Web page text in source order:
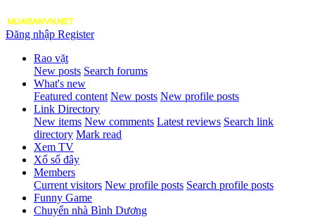
Đăng nhập Register
Rao vặt
New posts Search forums
What's new
Featured content New posts New profile posts
Link Directory
New items New comments Latest reviews Search link
directory Mark read
Xem TV
Xổ số đây
Members
Current visitors New profile posts Search profile posts
Funny Game
Chuyển nhà Bình Dương